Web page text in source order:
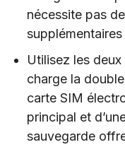
nécessite pas
Utilisez les
charge la
carte SIM
principal et
sauvegarde